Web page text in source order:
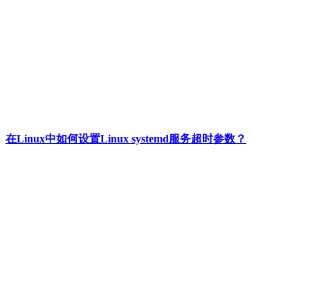
在Linux中如何设置Linux systemd服务超时参数？